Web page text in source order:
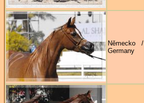
Německo /
Germany